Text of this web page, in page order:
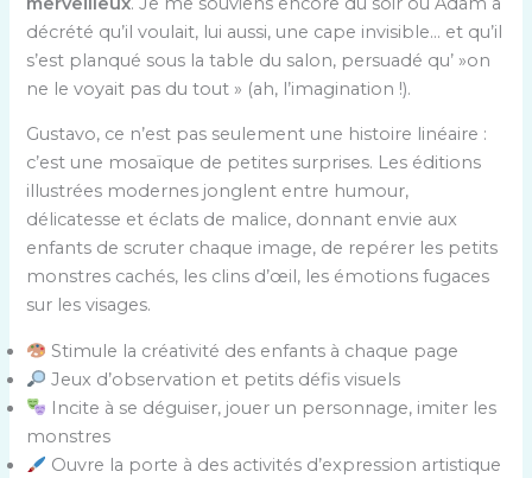
décrété qu’il voulait, lui aussi, une cape invisible… et qu’il
s’est planqué sous la table du salon, persuadé qu’ »on
ne le voyait pas du tout » (ah, l’imagination !).
Gustavo, ce n’est pas seulement une histoire linéaire :
c’est une mosaïque de petites surprises. Les éditions
illustrées modernes jonglent entre humour,
délicatesse et éclats de malice, donnant envie aux
enfants de scruter chaque image, de repérer les petits
monstres cachés, les clins d’œil, les émotions fugaces
sur les visages.
Stimule la créativité des enfants à chaque page
Jeux d’observation et petits défis visuels
Incite à se déguiser, jouer un personnage, imiter les
monstres
Ouvre la porte à des activités d’expression artistique